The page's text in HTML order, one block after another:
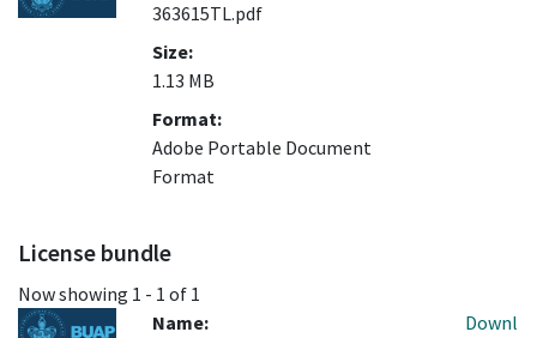
363615TL.pdf
Size:
1.13 MB
Format:
Adobe Portable Document
Format
License bundle
Now showing 1 - 1 of 1
Name:
Downl